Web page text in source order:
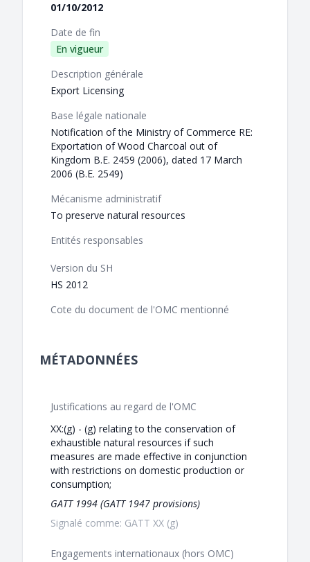
01/10/2012
Date de fin
En vigueur
Description générale
Export Licensing
Base légale nationale
Notification of the Ministry of Commerce RE:
Exportation of Wood Charcoal out of
Kingdom B.E. 2459 (2006), dated 17 March
2006 (B.E. 2549)
Mécanisme administratif
To preserve natural resources
Entités responsables
Version du SH
HS 2012
Cote du document de l'OMC mentionné
MÉTADONNÉES
Justifications au regard de l'OMC
XX:(g) - (g) relating to the conservation of
exhaustible natural resources if such
measures are made effective in conjunction
with restrictions on domestic production or
consumption;
GATT 1994 (GATT 1947 provisions)
Signalé comme: GATT XX (g)
Engagements internationaux (hors OMC)